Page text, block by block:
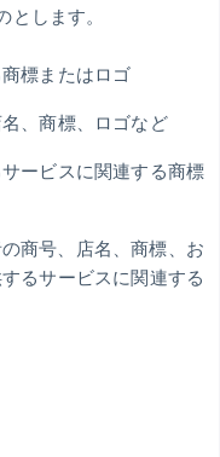
します。
標またはロゴ
、商標、ロゴなど
ービスに関連する商標
商号、店名、商標、お
るサービスに関連する